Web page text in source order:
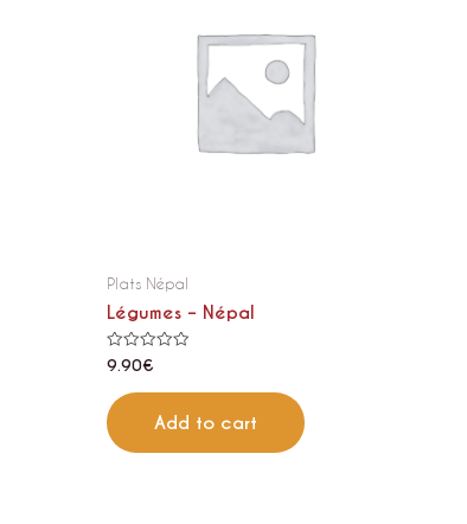
Plats Népal
Légumes – Népal
Rated
0
out
of
5
9.90€
Add to cart